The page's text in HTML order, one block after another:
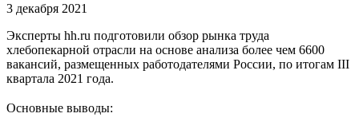
3 декабря 2021
Эксперты hh.ru подготовили обзор рынка труда
хлебопекарной отрасли на основе анализа более чем 6600
вакансий, размещенных работодателями России, по итогам III
квартала 2021 года.
Основные выводы: